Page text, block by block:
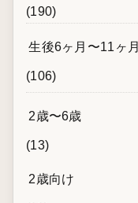
(190)
生後6ヶ月〜11ヶ月
(106)
2歳〜6歳
(13)
2歳向け